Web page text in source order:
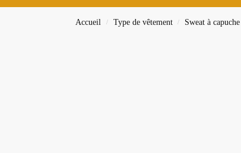
Accueil / Type de vêtement / Sweat à capuche